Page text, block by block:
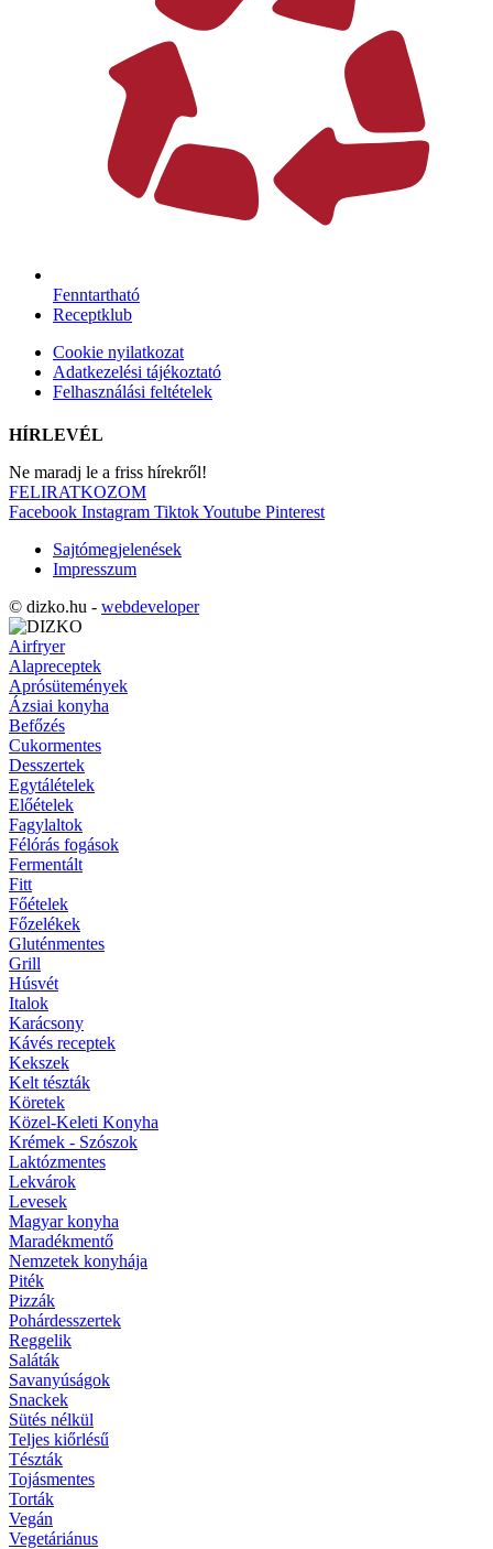
Fenntartható
Receptklub
Cookie nyilatkozat
Adatkezelési tájékoztató
Felhasználási feltételek
HÍRLEVÉL
Ne maradj le a friss hírekről!
FELIRATKOZOM
Facebook Instagram TiktokYoutube Pinterest
Sajtómegjelenések
Impresszum
© dizko.hu - webdeveloper
Airfryer
Alapreceptek
Aprósütemények
Ázsiai konyha
Befőzés
Cukormentes
Desszertek
Egytálételek
Előételek
Fagylaltok
Félórás fogások
Fermentált
Fitt
Főételek
Főzelékek
Gluténmentes
Grill
Húsvét
Italok
Karácsony
Kávés receptek
Kekszek
Kelt tészták
Köretek
Közel-Keleti Konyha
Krémek - Szószok
Laktózmentes
Lekvárok
Levesek
Magyar konyha
Maradékmentő
Nemzetek konyhája
Piték
Pizzák
Pohárdesszertek
Reggelik
Saláták
Savanyúságok
Snackek
Sütés nélkül
Teljes kiőrlésű
Tészták
Tojásmentes
Torták
Vegán
Vegetáriánus